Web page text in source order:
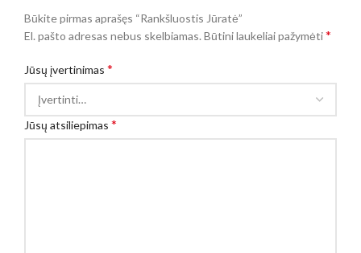
Būkite pirmas aprašęs “Rankšluostis Jūratė”
El. pašto adresas nebus skelbiamas. Būtini laukeliai pažymėti*
Jūsų įvertinimas *
Jūsų atsiliepimas *